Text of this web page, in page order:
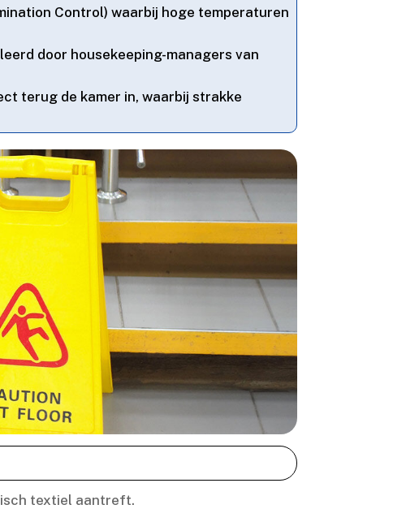
Control) waarbij hoge temperaturen
door housekeeping-managers van
terug de kamer in, waarbij strakke
textiel aantreft.​